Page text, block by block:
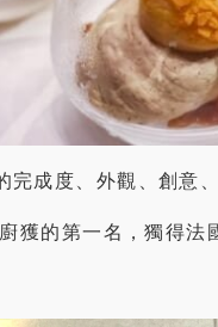
完成度、外觀、創意
獲的第一名，獨得法